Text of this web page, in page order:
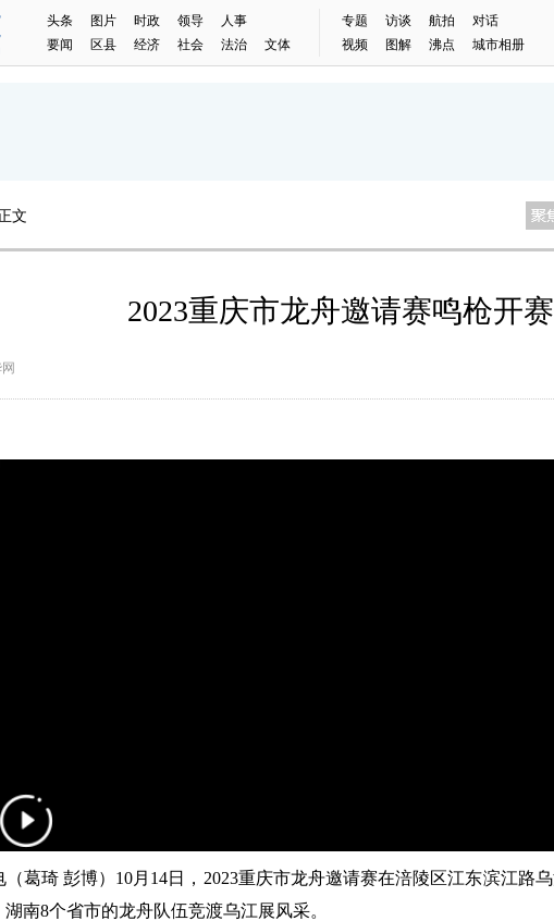
头条 图片 时政 领导
人事
要闻
区县 经济 社会 法治 文体
专题 访谈 航拍
对话
视频
图解 沸点 城市相册
文
2023重庆市龙舟邀请赛鸣枪开赛
琦 彭博）10月14日，2023重庆市龙舟邀请赛在涪陵区江东滨江路乌
南8个省市的龙舟队伍竞渡乌江展风采。